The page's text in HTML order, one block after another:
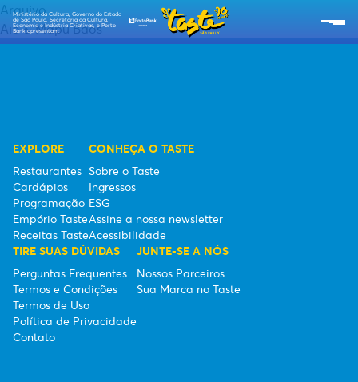
Ministério da Cultura, Governo do Estado
de São Paulo, Secretaria da Cultura,
Economia e Indústria Criativas, e Porto
Bank apresentam:
CARDÁPIOS
PROGRAMAÇÃO
RECEITAS TASTE
EMPÓRIO TASTE
TIPO DE INGRESSOS
Arquivo
Aio & Mapu Baos
EXPLORE
Restaurantes
Cardápios
Programação
Empório Taste
Receitas Taste
CONHEÇA O TASTE
Sobre o Taste
Ingressos
ESG
Assine a nossa newsletter
Acessibilidade
TIRE SUAS DÚVIDAS
Perguntas Frequentes
Termos e Condições
Termos de Uso
Política de Privacidade
Contato
JUNTE-SE A NÓS
Nossos Parceiros
Sua Marca no Taste